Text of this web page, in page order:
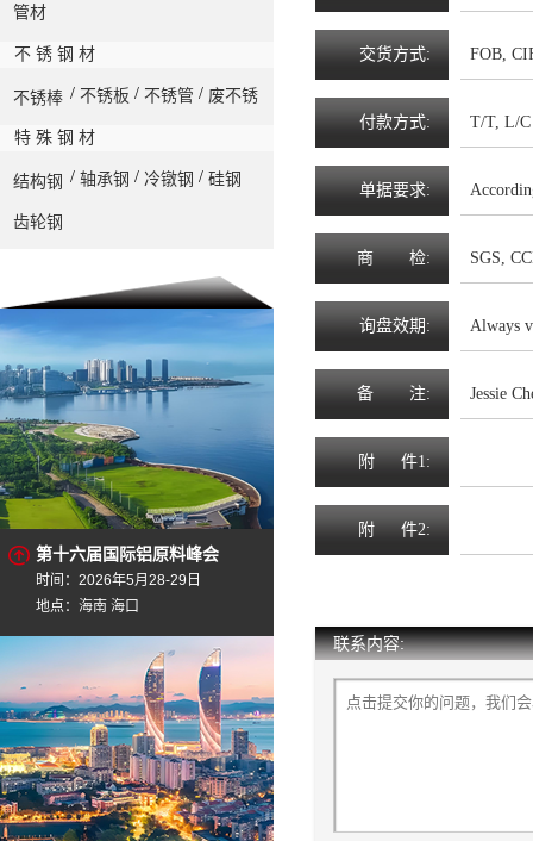
管材
不 锈 钢 材
不锈棒 / 不锈板 / 不锈管 / 废不锈
特 殊 钢 材
结构钢 / 轴承钢 / 冷镦钢 / 硅钢
齿轮钢
第十六届国际铝原料峰会
时间：2026年5月28-29日
地点：海南 海口
交货方式: FOB,
付款方式: T/T, L/C
单据要求:
商 检: SGS,
询盘效期 : Always
备 注: Jessie
附 件1:
附 件2:
联系内容: